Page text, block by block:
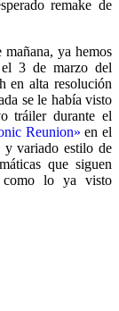
remake de
mañana, ya hemos
3 de marzo del
en alta resolución
se le había visto
tráiler durante el
Reunion» en el
y variado estilo de
que siguen
como lo ya visto